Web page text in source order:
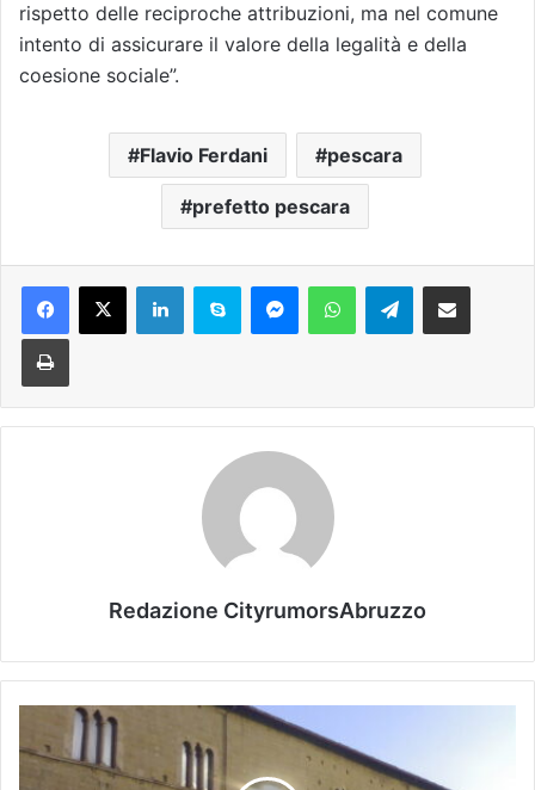
rispetto delle reciproche attribuzioni, ma nel comune
intento di assicurare il valore della legalità e della
coesione sociale”.
Flavio Ferdani pescara
prefetto pescara
Telegram
Redazione CityrumorsAbruzzo